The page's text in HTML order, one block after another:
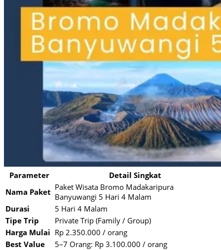
Parameter
Detail Singkat
Nama Paket Paket Wisata Bromo Madakaripura
Banyuwangi 5 Hari 4 Malam
Durasi
5 Hari 4 Malam
Tipe Trip
Private Trip (Family / Group)
Harga Mulai Rp 2.350.000 / orang
Best Value
5–7 Orang: Rp 3.100.000 / orang